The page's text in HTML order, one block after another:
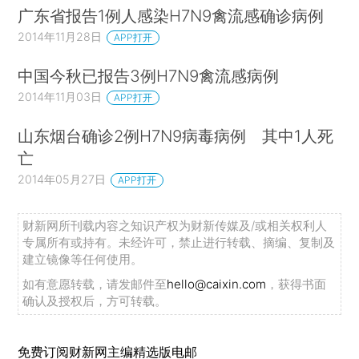
广东省报告1例人感染H7N9禽流感确诊病例
2014年11月28日 APP打开
中国今秋已报告3例H7N9禽流感病例
2014年11月03日 APP打开
山东烟台确诊2例H7N9病毒病例 其中1人死
亡
2014年05月27日 APP打开
财新网所刊载内容之知识产权为财新传媒及/或相关权利人
专属所有或持有。未经许可，禁止进行转载、摘编、复制及
建立镜像等任何使用。
如有意愿转载，请发邮件至hello@caixin.com ，获得书面
确认及授权后，方可转载。
免费订阅财新网主编精选版电邮